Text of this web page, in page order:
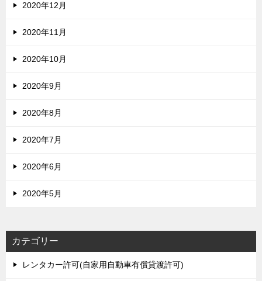
2020年12月
2020年11月
2020年10月
2020年9月
2020年8月
2020年7月
2020年6月
2020年5月
カテゴリー
レンタカー許可(自家用自動車有償貸渡許可)